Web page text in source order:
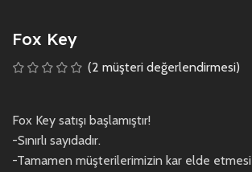
Fox Key
(2 müşteri değerlendirmesi)
Fox Key satışı başlamıştır!
-Sınırlı sayıdadır.
-Tamamen müşterilerimizin kar elde etmesi